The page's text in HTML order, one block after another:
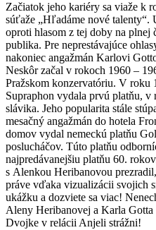
Začiatok jeho kariéry sa viaže k
súťaže „Hľadáme nové
oproti hlasom z tej doby na plnej
publika. Pre neprestávajúce
nakoniec angažmán Karlovi
Neskôr začal v rokoch 1960 –
Pražskom konzervatóriu. V roku
Supraphon vydala prvú platňu,
slávika. Jeho popularita stále
mesačný angažmán do hotela
domov vydal nemeckú platňu
poslucháčov. Túto platňu
najpredávanejšiu platňu 60.
s Alenkou Heribanovou
práve vďaka vizualizácii svojich
ukážku a dozviete sa viac!
Aleny Heribanovej a Karla
Dvojke v relácii Anjeli strážni!